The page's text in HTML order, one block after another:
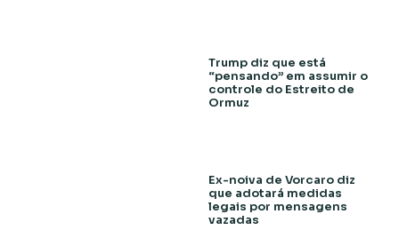
Trump diz que está
“pensando” em assumir o
controle do Estreito de
Ormuz
Ex-noiva de Vorcaro diz
que adotará medidas
legais por mensagens
vazadas